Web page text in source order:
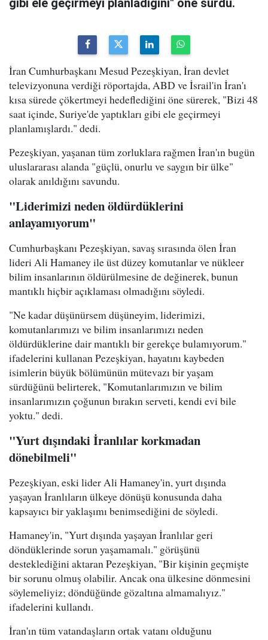
İran Cumhurbaşkanı Mesud Pezeşkiyan, İran devlet
televizyonuna verdiği röportajda, ABD ve İsrail'in İran'ı
kısa sürede çökertmeyi hedeflediğini öne sürerek, "Bizi 48
saat içinde, Suriye'de yaptıkları gibi ele geçirmeyi
planlamışlardı." dedi.
Pezeşkiyan, yaşanan tüm zorluklara rağmen İran'ın bugün
uluslararası alanda "güçlü, onurlu ve saygın bir ülke"
olarak anıldığını savundu.
"Liderimizi neden öldürdüklerini
anlayamıyorum"
Cumhurbaşkanı Pezeşkiyan, savaş sırasında ölen İran
lideri Ali Hamaney ile üst düzey komutanlar ve nükleer
bilim insanlarının öldürülmesine de değinerek, bunun
mantıklı hiçbir açıklaması olmadığını söyledi.
"Ne kadar düşünürsem düşüneyim, liderimizi,
komutanlarımızı ve bilim insanlarımızı neden
öldürdüklerine dair mantıklı bir gerekçe bulamıyorum."
ifadelerini kullanan Pezeşkiyan, hayatını kaybeden
isimlerin büyük bölümünün mütevazı bir yaşam
sürdüğünü belirterek, "Komutanlarımızın ve bilim
insanlarımızın çoğunun bırakın serveti, kendi evi bile
yoktu." dedi.
"Yurt dışındaki İranlılar korkmadan
dönebilmeli"
Pezeşkiyan, eski lider Ali Hamaney'in, yurt dışında
yaşayan İranlıların ülkeye dönüşü konusunda daha
kapsayıcı bir yaklaşımı benimsediğini de söyledi.
Hamaney'in, "Yurt dışında yaşayan İranlılar geri
döndüklerinde sorun yaşamamalı." görüşünü
desteklediğini aktaran Pezeşkiyan, "Bir kişinin geçmişte
bir sorunu olmuş olabilir. Ancak ona ülkesine dönmesini
söylemeliyiz; döndüğünde gözaltına almamalıyız."
ifadelerini kullandı.
İran'ın tüm vatandaşların ortak vatanı olduğunu